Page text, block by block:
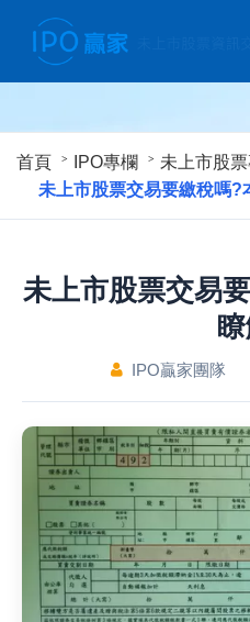
首頁 IPO專欄
未上市股
未上市股票交易要繳稅嗎?
未上市股票交易
IPO贏家團隊